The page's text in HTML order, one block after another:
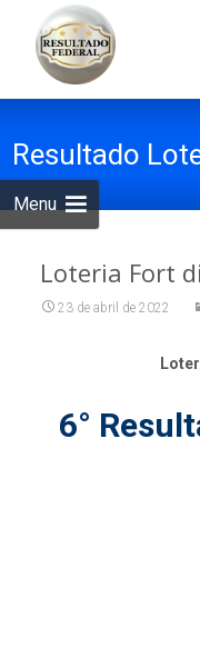
Menu
Resultado
Loteria Fort
23 de abril de 2022
6°